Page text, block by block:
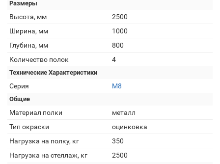
Размеры
Высота, мм
2500
Ширина, мм
1000
Глубина, мм
800
Количество полок
4
Технические Характеристики
Серия М8
Общие
Материал полки
металл
Тип окраски
оцинковка
Нагрузка на полку, кг
350
Нагрузка на стеллаж, кг
2500